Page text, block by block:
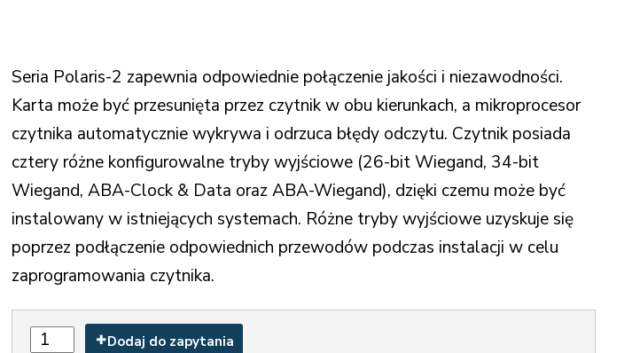
Seria Polaris-2 zapewnia odpowiednie połączenie jakości i niezawodności.
Karta może być przesunięta przez czytnik w obu kierunkach, a mikroprocesor
czytnika automatycznie wykrywa i odrzuca błędy odczytu. Czytnik posiada
cztery różne konfigurowalne tryby wyjściowe (26-bit Wiegand, 34-bit
Wiegand, ABA-Clock & Data oraz ABA-Wiegand), dzięki czemu może być
instalowany w istniejących systemach. Różne tryby wyjściowe uzyskuje się
poprzez podłączenie odpowiednich przewodów podczas instalacji w celu
zaprogramowania czytnika.
Dodaj do zapytania